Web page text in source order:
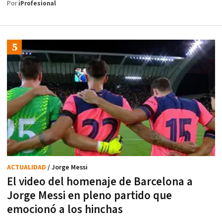
PoriProfesional
El video del homenaje de Barcelona a
Jorge Messi en pleno partido que
emocionó a los hinchas
ACTUALIDAD / Jorge Messi